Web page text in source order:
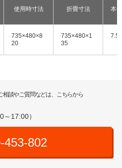
使用時寸法 折畳寸法 本
735×480×8
20
735×480×1
35
7.5
相談やご質問などは、こちらから
17:00）
453-802